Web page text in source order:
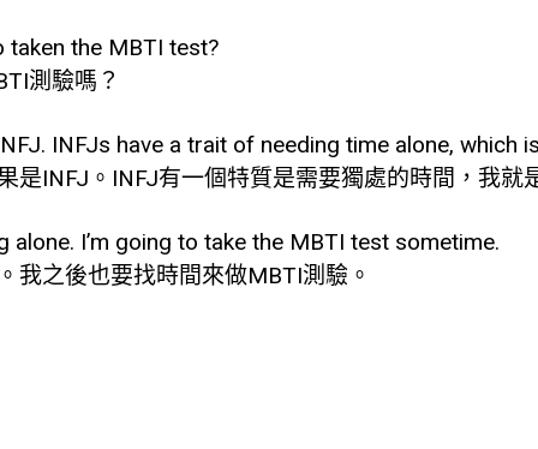
taken the MBTI test?
測驗嗎？
INFJs have a trait of needing time alone, which
是INFJ。INFJ有一個特質是需要獨處的時間，我就
alone. I’m going to take the MBTI test sometime.
我之後也要找時間來做MBTI測驗。